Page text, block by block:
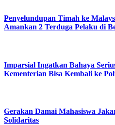
Penyelundupan Timah ke
Amankan 2 Terduga Pelaku di
Imparsial Ingatkan Bahaya
Kementerian Bisa Kembali ke
Gerakan Damai Mahasiswa
Solidaritas